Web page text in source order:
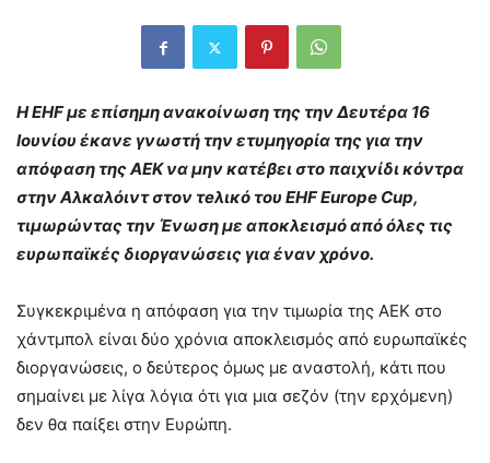
Η EHFμε επίσημη ανακοίνωση της την Δευτέρα 16
Ιουνίου έκανε γνωστή την ετυμηγορία της για την
απόφαση της ΑΕΚ να μην κατέβει στο παιχνίδι κόντρα
στην Αλκαλόιντ στον τeλικό του EHFEurope Cup,
τιμωρώντας την Ένωση με αποκλεισμό από όλες τις
ευρωπαϊκές διοργανώσεις για έναν χρόνο.
Συγκεκριμένα η απόφαση για την τιμωρία της ΑΕΚ στο
χάντμπολ είναι δύο χρόνια αποκλεισμός από ευρωπαϊκές
διοργανώσεις, ο δεύτερος όμως με αναστολή, κάτι που
σημαίνει με λίγα λόγια ότι για μια σεζόν (την ερχόμενη)
δεν θα παίξει στην Ευρώπη.